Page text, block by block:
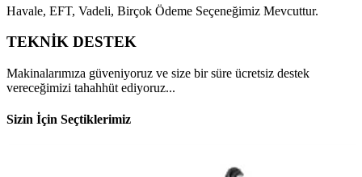
Havale, EFT, Vadeli, Birçok Ödeme Seçeneğimiz Mevcuttur.
TEKNİK DESTEK
Makinalarımıza güveniyoruz ve size bir süre ücretsiz destek
vereceğimizi tahahhüt ediyoruz...
Sizin İçin Seçtiklerimiz